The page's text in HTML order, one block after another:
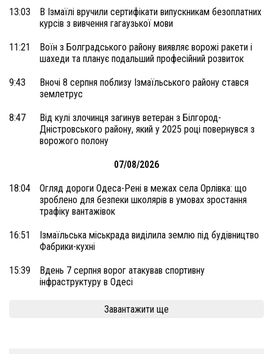
13:03
В Ізмаїлі вручили сертифікати випускникам безоплатних
курсів з вивчення гагаузької мови
11:21
Воїн з Болградського району виявляє ворожі ракети і
шахеди та планує подальший професійний розвиток
9:43
Вночі 8 серпня поблизу Ізмаїльського району стався
землетрус
8:47
Від кулі злочинця загинув ветеран з Білгород-
Дністровського району, який у 2025 році повернувся з
ворожого полону
07/08/2026
18:04
Огляд дороги Одеса-Рені в межах села Орлівка: що
зроблено для безпеки школярів в умовах зростання
трафіку вантажівок
16:51
Ізмаїльська міськрада виділила землю під будівництво
Фабрики-кухні
15:39
Вдень 7 серпня ворог атакував спортивну
інфраструктуру в Одесі
Завантажити ще